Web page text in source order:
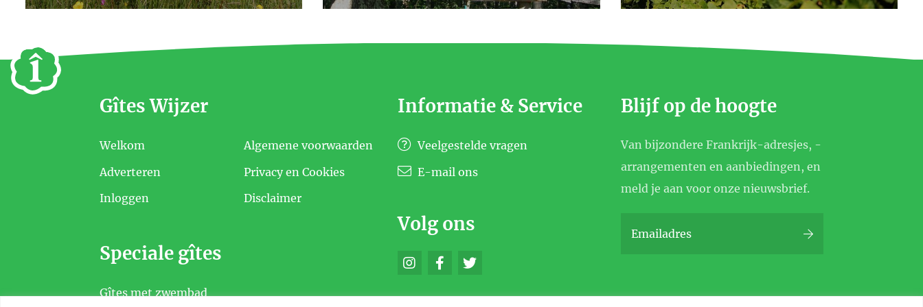
Gîtes Wijzer
Welkom
Adverteren
Inloggen
Algemene voorwaarden
Privacy en Cookies
Disclaimer
Speciale gîtes
Gîtes met zwembad
Informatie & Service
Veelgestelde vragen
E-mail ons
Volg ons
Blijf op de hoogte
Van bijzondere Frankrijk-adresjes, -
arrangementen en aanbiedingen, en
meld je aan voor onze nieuwsbrief.